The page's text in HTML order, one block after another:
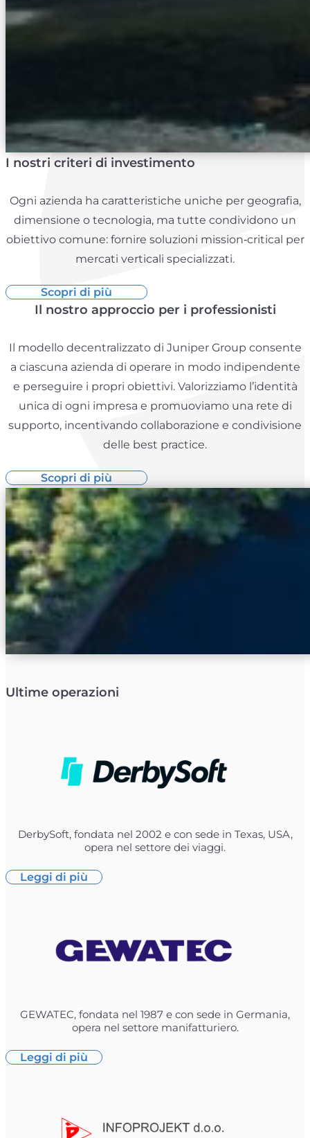
I nostri criteri di investimento
Ogni azienda ha caratteristiche uniche per geografia,
dimensione o tecnologia, ma tutte condividono un
obiettivo comune: fornire soluzioni mission‑critical per
mercati verticali specializzati.
Scopri di più
Il nostro approccio per i professionisti
Il modello decentralizzato di Juniper Group consente
a ciascuna azienda di operare in modo indipendente
e perseguire i propri obiettivi. Valorizziamo l’identità
unica di ogni impresa e promuoviamo una rete di
supporto, incentivando collaborazione e condivisione
delle best practice.
Scopri di più
Ultime operazioni
DerbySoft, fondata nel 2002 e con sede in Texas, USA,
opera nel settore dei viaggi.
Leggi di più
GEWATEC, fondata nel 1987 e con sede in Germania,
opera nel settore manifatturiero.
Leggi di più